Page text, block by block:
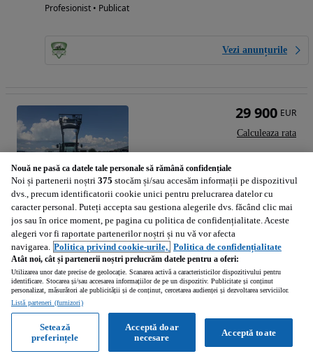
Profesionist • Publicat
Vezi anunțurile
John Deere 6520
2003
Baia Mare (Maramures)
Profesionist • Reactualizat
Vezi anunțurile
29 900 EUR
Calculeaza rata
Nouă ne pasă ca datele tale personale să rămână confidențiale
Noi și partenerii noștri 375 stocăm și/sau accesăm informații pe dispozitivul
dvs., precum identificatorii cookie unici pentru prelucrarea datelor cu
caracter personal. Puteți accepta sau gestiona alegerile dvs. făcând clic mai
jos sau în orice moment, pe pagina cu politica de confidențialitate. Aceste
alegeri vor fi raportate partenerilor noștri și nu vă vor afecta
navigarea. Politica privind cookie-urile, Politica de confidențialitate
Atât noi, cât și partenerii noștri prelucrăm datele pentru a oferi:
Utilizarea unor date precise de geolocație. Scanarea activă a caracteristicilor dispozitivului pentru
identificare. Stocarea și/sau accesarea informațiilor de pe un dispozitiv. Publicitate și conținut
personalizat, măsurători ale publicității și de conținut, cercetarea audienței și dezvoltarea serviciilor.
Listă parteneri (furnizori)
Acceptă toate
Acceptă doar
necesare
Setează
preferințele